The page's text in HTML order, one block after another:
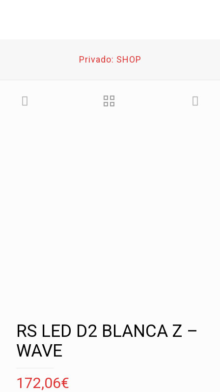
Privado: SHOP
RS LED D2 BLANCA Z –
WAVE
172,06€